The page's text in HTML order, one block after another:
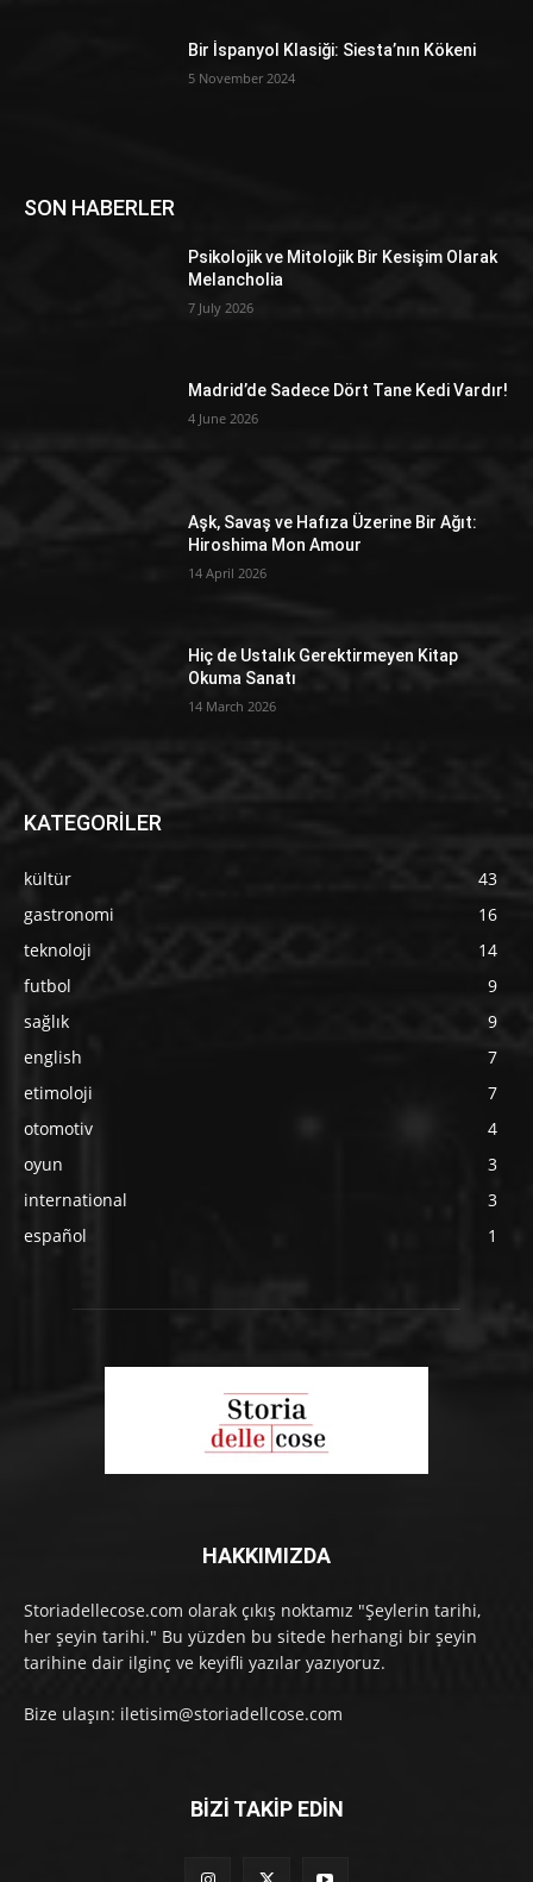
Bir İspanyol Klasiği: Siesta’nın Kökeni
5 November 2024
SON HABERLER
Psikolojik ve Mitolojik Bir Kesişim Olarak
Melancholia
7 July 2026
Madrid’de Sadece Dört Tane Kedi Vardır!
4 June 2026
Aşk, Savaş ve Hafıza Üzerine Bir Ağıt:
Hiroshima Mon Amour
14 April 2026
Hiç de Ustalık Gerektirmeyen Kitap
Okuma Sanatı
14 March 2026
KATEGORİLER
kültür
43
gastronomi
16
teknoloji
14
futbol
9
sağlık
9
english
7
etimoloji
7
otomotiv
4
oyun
3
international
3
español
1
HAKKIMIZDA
Storiadellecose.com olarak çıkış noktamız "Şeylerin tarihi,
her şeyin tarihi." Bu yüzden bu sitede herhangi bir şeyin
tarihine dair ilginç ve keyifli yazılar yazıyoruz.
Bize ulaşın: iletisim@storiadellcose.com
BİZİ TAKİP EDİN